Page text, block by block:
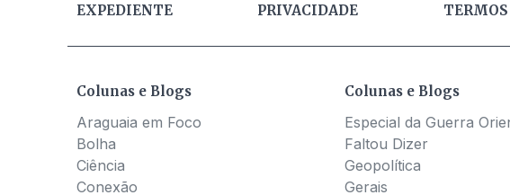
EXPEDIENTE PRIVACIDADE
Colunas e Blogs
Araguaia em Foco
Bolha
Ciência
Conexão
Colunas e Blogs
Especial da Guerra
Faltou Dizer
Geopolítica
Gerais